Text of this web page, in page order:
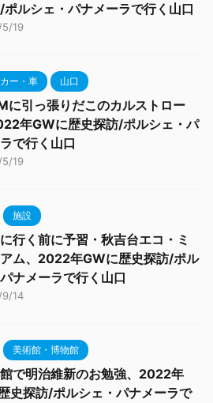
ポルシェ・パナメーラで行く山口
19
ー・車 山口
に引っ張りだこのカルストロー
年GWに歴史探訪/ポルシェ・パ
で行く山口
19
施設
行く前に予習・秋吉台エコ・ミ
ム、2022年GWに歴史探訪/ポル
ナメーラで行く山口
14
美術館・博物館
で明治維新のお勉強、2022年
史探訪/ポルシェ・パナメーラで